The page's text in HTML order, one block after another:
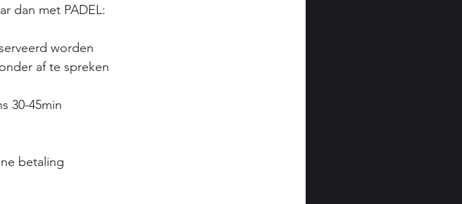
dan met PADEL:
worden
af te spreken
30-45min
betaling